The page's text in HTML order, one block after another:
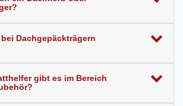
Dachgepäckträgern
gibt es im Bereich